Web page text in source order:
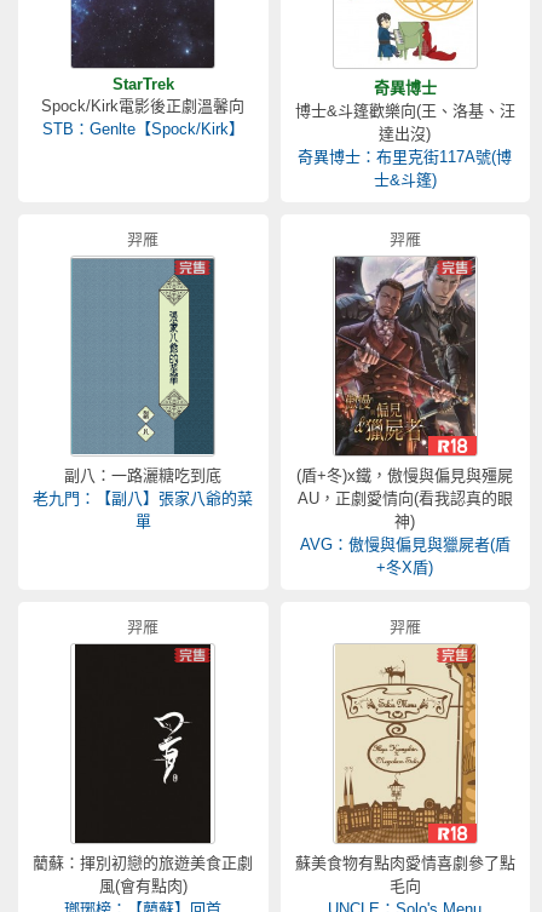
StarTrek
Spock/Kirk電影後正劇溫馨向
STB：Genlte【Spock/Kirk】
奇異博士
博士&斗篷歡樂向(王、洛基、汪
達出沒)
奇異博士：布里克街117A號(博
士&斗篷)
羿雁
副八：一路灑糖吃到底
老九門：【副八】張家八爺的菜
單
羿雁
(盾+冬)x鐵，傲慢與偏見與殭屍
AU，正劇愛情向(看我認真的眼
神)
AVG：傲慢與偏見與獵屍者(盾
+冬X盾)
羿雁
藺蘇：揮別初戀的旅遊美食正劇
風(會有點肉)
羿雁
蘇美食物有點肉愛情喜劇參了點
毛向